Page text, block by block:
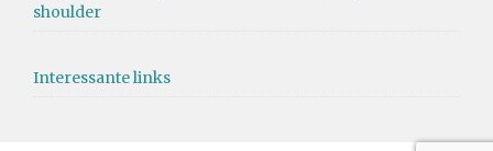
shoulder
Interessante links